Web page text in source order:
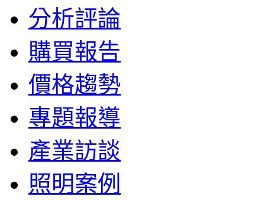
分析評論
購買報告
價格趨勢
專題報導
產業訪談
照明案例